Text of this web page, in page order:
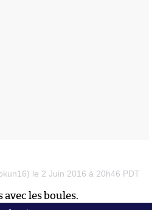
le 2 Juin 2016 à 20h46 PDT
avec les boules.